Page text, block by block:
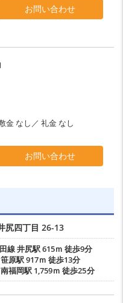
お問い合わせ
金 なし／ 礼金 なし
お問い合わせ
尻四丁目 26-13
線井尻駅615ｍ 徒歩9分
笹原駅917ｍ 徒歩13分
南福岡駅1,759ｍ 徒歩25分